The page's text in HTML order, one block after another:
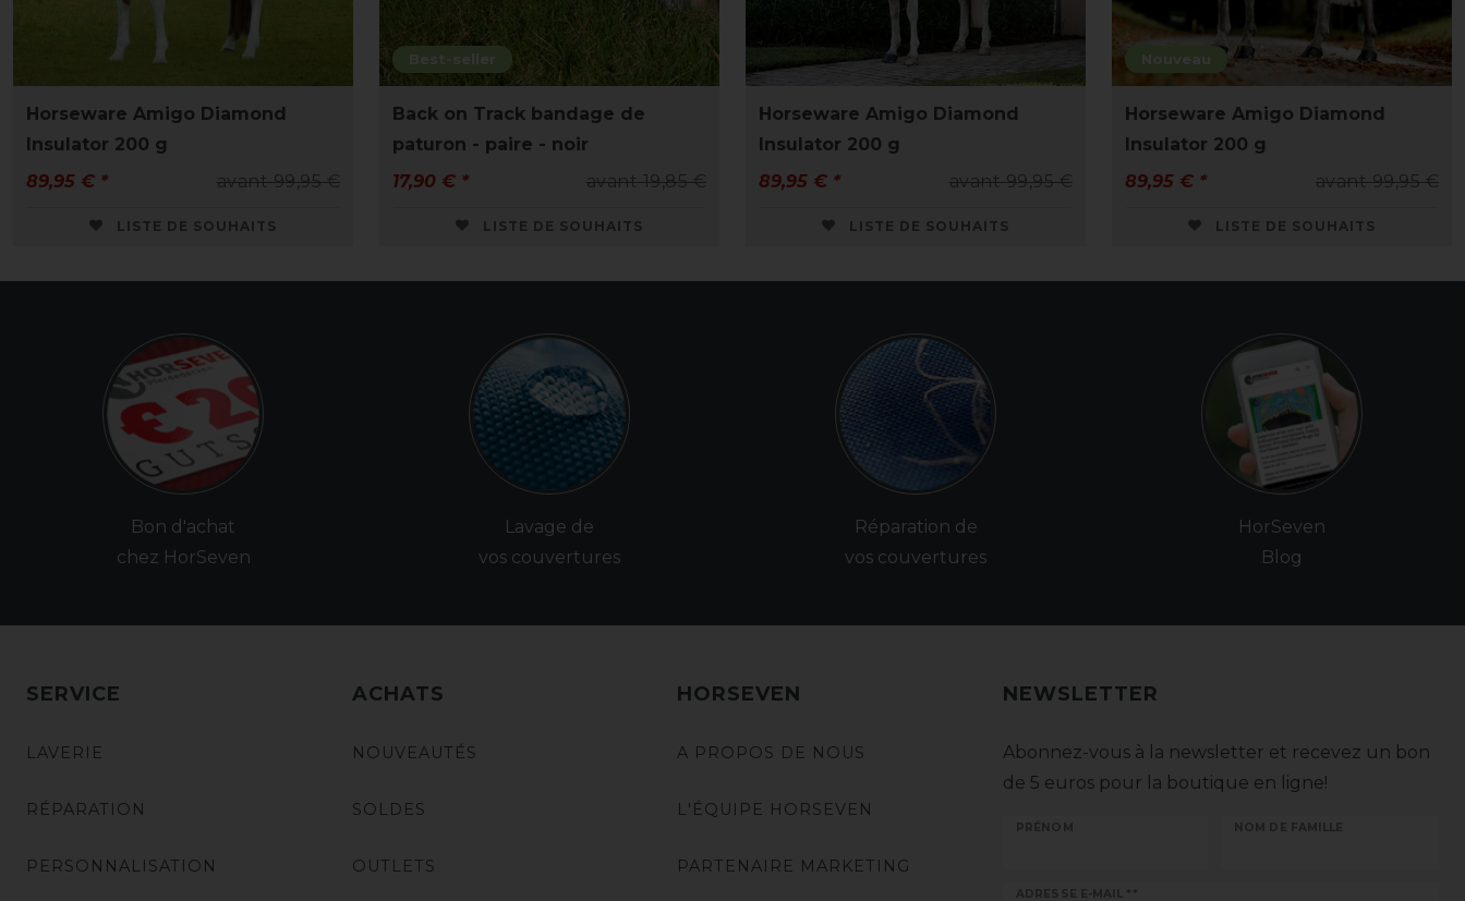
Horseware Amigo Diamond
Insulator 200 g
avant 99,95 €
89,95 € *
LISTE DE SOUHAITS
Best-seller
Back on Track bandage de
paturon - paire - noir
avant 19,85 €
17,90 € *
LISTE DE SOUHAITS
Horseware Amigo Diamond
Insulator 200 g
avant 99,95 €
89,95 € *
LISTE DE SOUHAITS
Nouveau
Horseware Amigo Diamond
Insulator 200 g
avant 99,95 €
89,95 € *
LISTE DE SOUHAITS
Bon d'achat
chez HorSeven
Lavage de
vos couvertures
Réparation de
vos couvertures
HorSeven
Blog
SERVICE
LAVERIE
RÉPARATION
PERSONNALISATION
ACHATS
NOUVEAUTÉS
SOLDES
OUTLETS
HORSEVEN
A PROPOS DE NOUS
L'ÉQUIPE HORSEVEN
PARTENAIRE MARKETING
NEWSLETTER
Abonnez-vous à la newsletter et recevez un bon
de 5 euros pour la boutique en ligne!
PRÉNOM NOM DE FAMILLE
ADRESSE E-MAIL **
Ceres::Template.newsletterHoneypotLabel